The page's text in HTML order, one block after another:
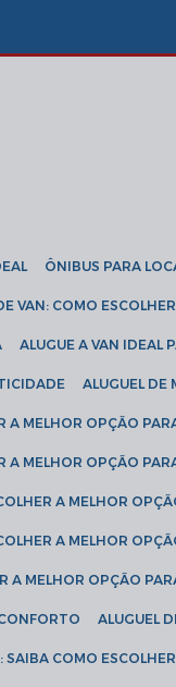
ÔNIBUS PARA
DE VAN: COMO
ALUGUE A VAN
ALUGUEL
A MELHOR OPÇÃO
A MELHOR OPÇÃO
A MELHOR
A MELHOR
A MELHOR OPÇÃO
SAIBA COMO